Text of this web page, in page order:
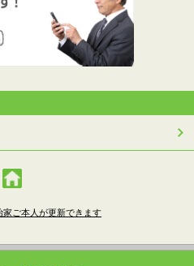
ご本人が更新できます